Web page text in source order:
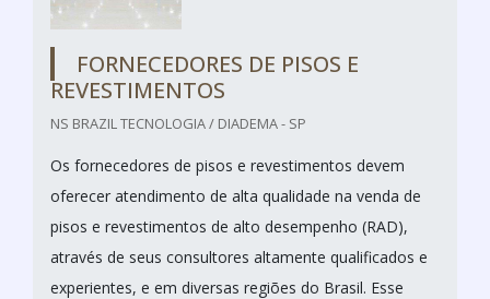
FORNECEDORES DE PISOS E
REVESTIMENTOS
NS BRAZIL TECNOLOGIA / DIADEMA - SP
Os fornecedores de pisos e revestimentos devem
oferecer atendimento de alta qualidade na venda de
pisos e revestimentos de alto desempenho (RAD),
através de seus consultores altamente qualificados e
experientes, e em diversas regiões do Brasil. Esse